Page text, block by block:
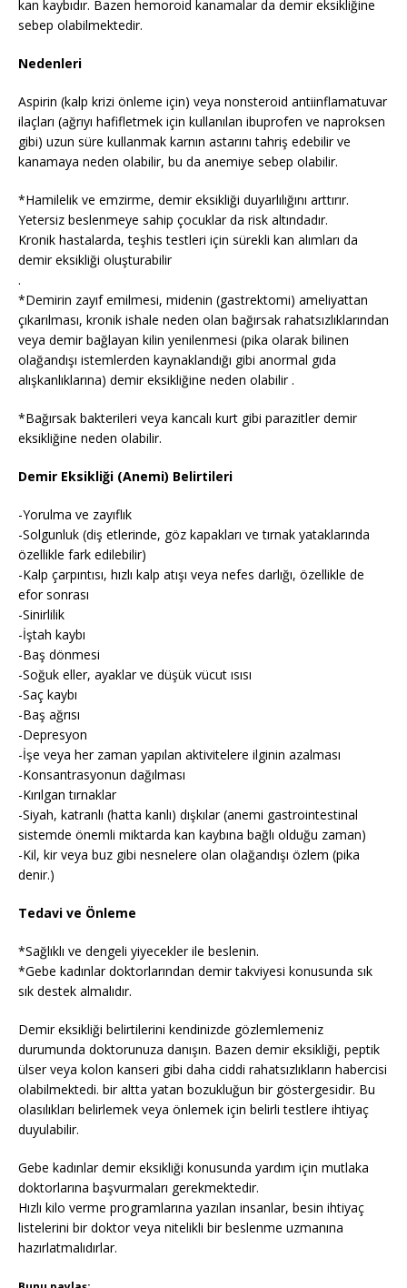
kan kaybıdır. Bazen hemoroid kanamalar da demir eksikliğine
sebep olabilmektedir.
Nedenleri
Aspirin (kalp krizi önleme için) veya nonsteroid antiinflamatuvar
ilaçları (ağrıyı hafifletmek için kullanılan ibuprofen ve naproksen
gibi) uzun süre kullanmak karnın astarını tahriş edebilir ve
kanamaya neden olabilir, bu da anemiye sebep olabilir.
*Hamilelik ve emzirme, demir eksikliği duyarlılığını arttırır.
Yetersiz beslenmeye sahip çocuklar da risk altındadır.
Kronik hastalarda, teşhis testleri için sürekli kan alımları da
demir eksikliği oluşturabilir
.
*Demirin zayıf emilmesi, midenin (gastrektomi) ameliyattan
çıkarılması, kronik ishale neden olan bağırsak rahatsızlıklarından
veya demir bağlayan kilin yenilenmesi (pika olarak bilinen
olağandışı istemlerden kaynaklandığı gibi anormal gıda
alışkanlıklarına) demir eksikliğine neden olabilir .
*Bağırsak bakterileri veya kancalı kurt gibi parazitler demir
eksikliğine neden olabilir.
Demir Eksikliği (Anemi) Belirtileri
-Yorulma ve zayıflık
-Solgunluk (diş etlerinde, göz kapakları ve tırnak yataklarında
özellikle fark edilebilir)
-Kalp çarpıntısı, hızlı kalp atışı veya nefes darlığı, özellikle de
efor sonrası
-Sinirlilik
-İştah kaybı
-Baş dönmesi
-Soğuk eller, ayaklar ve düşük vücut ısısı
-Saç kaybı
-Baş ağrısı
-Depresyon
-İşe veya her zaman yapılan aktivitelere ilginin azalması
-Konsantrasyonun dağılması
-Kırılgan tırnaklar
-Siyah, katranlı (hatta kanlı) dışkılar (anemi gastrointestinal
sistemde önemli miktarda kan kaybına bağlı olduğu zaman)
-Kil, kir veya buz gibi nesnelere olan olağandışı özlem (pika
denir.)
Tedavi ve Önleme
*Sağlıklı ve dengeli yiyecekler ile beslenin.
*Gebe kadınlar doktorlarından demir takviyesi konusunda sık
sık destek almalıdır.
Demir eksikliği belirtilerini kendinizde gözlemlemeniz
durumunda doktorunuza danışın. Bazen demir eksikliği, peptik
ülser veya kolon kanseri gibi daha ciddi rahatsızlıkların habercisi
olabilmektedi. bir altta yatan bozukluğun bir göstergesidir. Bu
olasılıkları belirlemek veya önlemek için belirli testlere ihtiyaç
duyulabilir.
Gebe kadınlar demir eksikliği konusunda yardım için mutlaka
doktorlarına başvurmaları gerekmektedir.
Hızlı kilo verme programlarına yazılan insanlar, besin ihtiyaç
listelerini bir doktor veya nitelikli bir beslenme uzmanına
hazırlatmalıdırlar.